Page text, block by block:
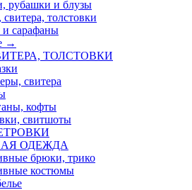
рубашки и блузы
толстовки
и сарафаны
→
ТОЛСТОВКИ
свитера
кофты
свитшоты
ОДЕЖДА
брюки, трико
костюмы